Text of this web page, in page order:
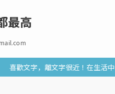
最高
喜歡文字，離文字很近！在生活中